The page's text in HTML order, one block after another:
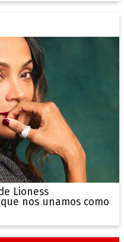
Lioness
nos unamos como